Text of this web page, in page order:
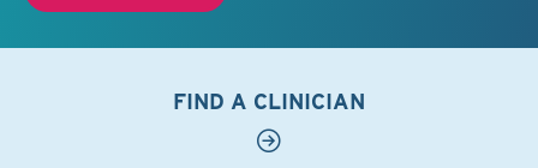
FIND A CLINICIAN